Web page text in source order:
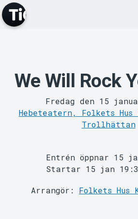
We Will Rock
Fredag den 15
Hebeteatern, Folkets Hus
Trollhättan
Entrén öppnar 15
Startar 15 jan
Arrangör: Folkets Hus